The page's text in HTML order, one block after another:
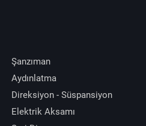
Şanzıman
Aydınlatma
Direksiyon - Süspansiyon
Elektrik Aksamı